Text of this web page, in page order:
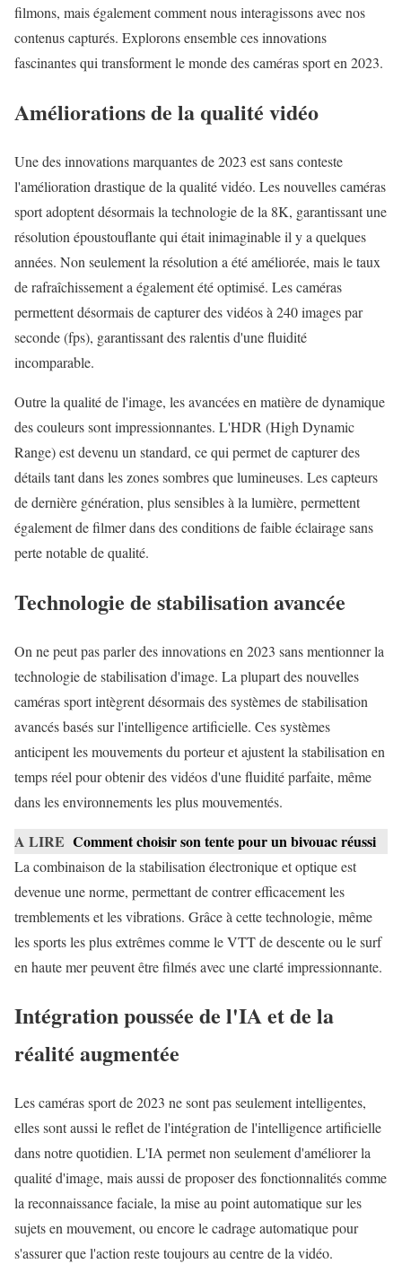
filmons, mais également comment nous interagissons avec nos
contenus capturés. Explorons ensemble ces innovations
fascinantes qui transforment le monde des caméras sport en 2023.
Améliorations de la qualité vidéo
Une des innovations marquantes de 2023 est sans conteste
l'amélioration drastique de la qualité vidéo. Les nouvelles caméras
sport adoptent désormais la technologie de la 8K, garantissant une
résolution époustouflante qui était inimaginable il y a quelques
années. Non seulement la résolution a été améliorée, mais le taux
de rafraîchissement a également été optimisé. Les caméras
permettent désormais de capturer des vidéos à 240 images par
seconde (fps), garantissant des ralentis d'une fluidité
incomparable.
Outre la qualité de l'image, les avancées en matière de dynamique
des couleurs sont impressionnantes. L'HDR (High Dynamic
Range) est devenu un standard, ce qui permet de capturer des
détails tant dans les zones sombres que lumineuses. Les capteurs
de dernière génération, plus sensibles à la lumière, permettent
également de filmer dans des conditions de faible éclairage sans
perte notable de qualité.
Technologie de stabilisation avancée
On ne peut pas parler des innovations en 2023 sans mentionner la
technologie de stabilisation d'image. La plupart des nouvelles
caméras sport intègrent désormais des systèmes de stabilisation
avancés basés sur l'intelligence artificielle. Ces systèmes
anticipent les mouvements du porteur et ajustent la stabilisation en
temps réel pour obtenir des vidéos d'une fluidité parfaite, même
dans les environnements les plus mouvementés.
A LIRE Comment choisir son tente pour un bivouac réussi
La combinaison de la stabilisation électronique et optique est
devenue une norme, permettant de contrer efficacement les
tremblements et les vibrations. Grâce à cette technologie, même
les sports les plus extrêmes comme le VTT de descente ou le surf
en haute mer peuvent être filmés avec une clarté impressionnante.
Intégration poussée de l'IA et de la
réalité augmentée
Les caméras sport de 2023 ne sont pas seulement intelligentes,
elles sont aussi le reflet de l'intégration de l'intelligence artificielle
dans notre quotidien. L'IA permet non seulement d'améliorer la
qualité d'image, mais aussi de proposer des fonctionnalités comme
la reconnaissance faciale, la mise au point automatique sur les
sujets en mouvement, ou encore le cadrage automatique pour
s'assurer que l'action reste toujours au centre de la vidéo.